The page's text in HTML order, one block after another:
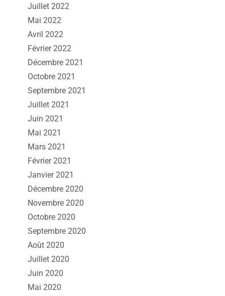
Juillet 2022
Mai 2022
Avril 2022
Février 2022
Décembre 2021
Octobre 2021
Septembre 2021
Juillet 2021
Juin 2021
Mai 2021
Mars 2021
Février 2021
Janvier 2021
Décembre 2020
Novembre 2020
Octobre 2020
Septembre 2020
Août 2020
Juillet 2020
Juin 2020
Mai 2020